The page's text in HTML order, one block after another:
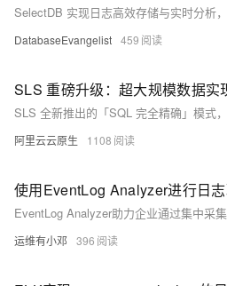
DatabaseEvangelist 459
SLS 重磅升级：超大规模数据实
阿里云云原生 1108
使用EventLog Analyzer进行日
运维有小邓 396